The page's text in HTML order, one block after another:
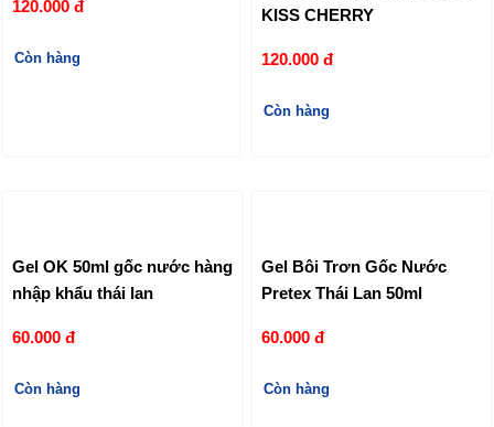
120.000 đ
Còn hàng
KISS CHERRY
120.000 đ
Còn hàng
Gel OK 50ml gốc nước hàng
nhập khẩu thái lan
60.000 đ
Còn hàng
Gel Bôi Trơn Gốc Nước
Pretex Thái Lan 50ml
60.000 đ
Còn hàng